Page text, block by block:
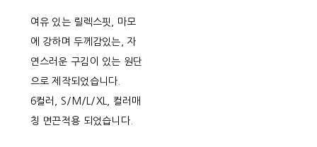
여유 있는 릴렉스핏, 마모
에 강하며 두께감있는, 자
연스러운 구김이 있는 원단
으로 제작되었습니다.
6컬러, S/M/L/XL, 컬러매
칭 면끈적용 되었습니다.